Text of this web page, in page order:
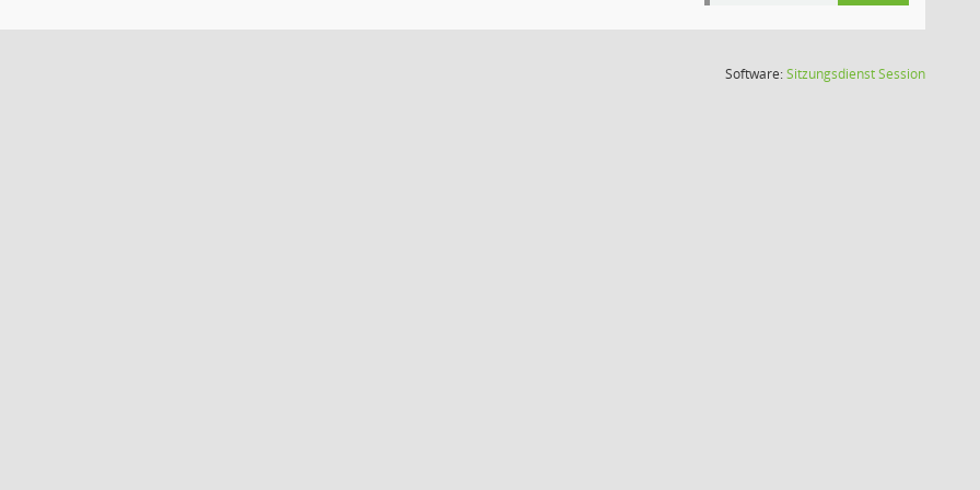
Software:SitzungsdienstSession(Wird in